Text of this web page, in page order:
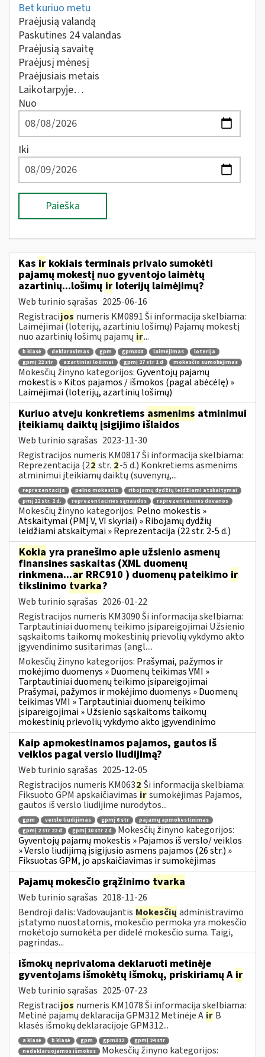
Bet kuriuo metu
Praėjusią valandą
Paskutines 24 valandas
Praėjusią savaitę
Praėjusį mėnesį
Praėjusiais metais
Laikotarpyje…
Nuo
Iki
Paieška
Kas ir kokiais terminais privalo sumokėti
pajamų mokestį nuo gyventojo laimėtų
azartinių...lošimų ir loterijų laimėjimų?
Web turinio sąrašas 2025-06-16
Registracijos numeris KM0891 Ši informacija skelbiama:
Laimėjimai (loterijų, azartinių lošimų) Pajamų mokestį
nuo azartinių lošimų pajamų ir...
b klasė deklaravimas gpm gpm308 laimėjimas
loterija
gpmį 22 str
azartiniai lošimai gpmį 27 str 1 d mokesčio sumokėjimas
Mokesčių žinyno kategorijos:Gyventojų pajamų
mokestis » Kitos pajamos / išmokos (pagal abėcėlę) »
Laimėjimai (loterijų, azartinių lošimų)
Kuriuo atveju konkretiems asmenims atminimui
įteikiamų daiktų įsigijimo išlaidos
Web turinio sąrašas 2023-11-30
Registracijos numeris KM0817 Ši informacija skelbiama:
Reprezentacija (22 str. 2-5 d.) Konkretiems asmenims
atminimui įteikiamų daiktų (suvenyrų,...
reprezentacija pelno mokestis
ribojamų dydžių leidžiami atskaitymai
pmį 22 str. 2 d.
reprezentacinės sąnaudos reprezentacinės dovanos
Mokesčių žinyno kategorijos: Pelno mokestis »
Atskaitymai (PMĮ V, VI skyriai) » Ribojamų dydžių
leidžiami atskaitymai » Reprezentacija (22 str. 2-5 d.)
Kokia yra pranešimo apie užsienio asmenų
finansines sąskaitas (XML duomenų
rinkmena...ar RRC910 ) duomenų pateikimo ir
tikslinimo tvarka?
Web turinio sąrašas 2026-01-22
Registracijos numeris KM3090 Ši informacija skelbiama:
Tarptautiniai duomenų teikimo įsipareigojimai Užsienio
sąskaitoms taikomų mokestinių prievolių vykdymo akto
įgyvendinimo susitarimas (angl....
Mokesčių žinyno kategorijos: Prašymai, pažymos ir
mokėjimo duomenys » Duomenų teikimas VMI »
Tarptautiniai duomenų teikimo įsipareigojimai
Prašymai, pažymos ir mokėjimo duomenys » Duomenų
teikimas VMI » Tarptautiniai duomenų teikimo
įsipareigojimai » Užsienio sąskaitoms taikomų
mokestinių prievolių vykdymo akto įgyvendinimo
Kaip apmokestinamos pajamos, gautos iš
veiklos pagal verslo liudijimą?
Web turinio sąrašas 2025-12-05
Registracijos numeris KM0632 Ši informacija skelbiama:
Fiksuoto GPM apskaičiavimasirsumokėjimas Pajamos,
gautos iš verslo liudijime nurodytos...
gpm verslo liudijimas gpmį 6 str
pajamų apmokestinimas
gpmį 2 str 22 d
gpmį 10 str 2 d
Mokesčių žinyno kategorijos:
Gyventojų pajamų mokestis » Pajamos iš verslo/ veiklos
» Verslo liudijimą įsigijusio asmens pajamos (26 str.) »
Fiksuotas GPM, jo apskaičiavimas ir sumokėjimas
Pajamų mokesčio grąžinimo tvarka
Web turinio sąrašas 2018-11-26
Bendroji dalis: Vadovaujantis Mokesčių administravimo
įstatymo nuostatomis, mokesčio permoka yra mokesčio
mokėtojo sumokėta per didelė mokesčio suma. Taigi,
pagrindas...
išmokų neprivaloma deklaruoti metinėje
gyventojams išmokėtų išmokų, priskiriamų A ir
Web turinio sąrašas 2025-07-23
Registracijos numeris KM1078 Ši informacija skelbiama:
Metinė pajamų deklaracija GPM312 Metinėje A ir B
klasės išmokų deklaracijoje GPM312...
a klasė b klasė gpm gpm312
gpmį 24 str
nedeklaruojamos išmokos
Mokesčių žinyno kategorijos: